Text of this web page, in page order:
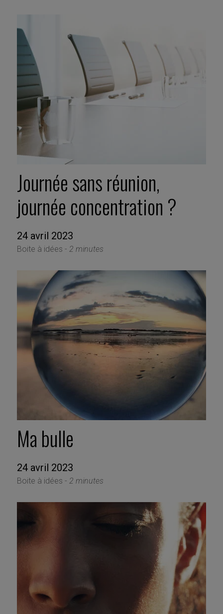
Journée sans réunion,
journée concentration ?
24 avril 2023
Boite à idées - 2 minutes
Ma bulle
24 avril 2023
Boite à idées - 2 minutes